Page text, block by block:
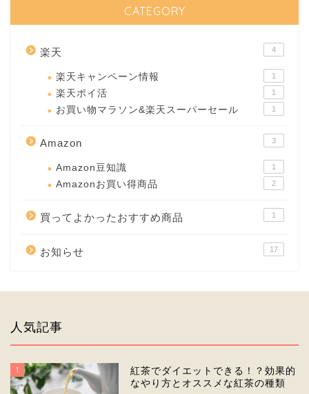
CATEGORY
楽天 4
楽天キャンペーン情報 1
楽天ポイ活 1
お買い物マラソン&楽天スーパーセール 1
Amazon 3
Amazon豆知識 1
Amazonお買い得商品 2
買ってよかったおすすめ商品 1
お知らせ 17
人気記事
1
紅茶でダイエットできる！？効果的
なやり方とオススメな紅茶の種類